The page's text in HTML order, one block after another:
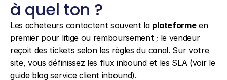
à quel ton ?
Les acheteurs contactent souvent la plateforme en
premier pour litige ou remboursement ; le vendeur
reçoit des tickets selon les règles du canal. Sur votre
site, vous définissez les flux inbound et les SLA (voir le
guide blog service client inbound).